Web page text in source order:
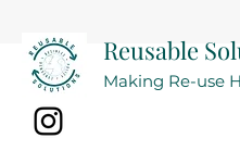
Reusable
Making Re-use